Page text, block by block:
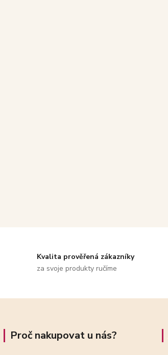
Kvalita prověřená zákazníky
za svoje produkty ručíme
Proč nakupovat u nás?